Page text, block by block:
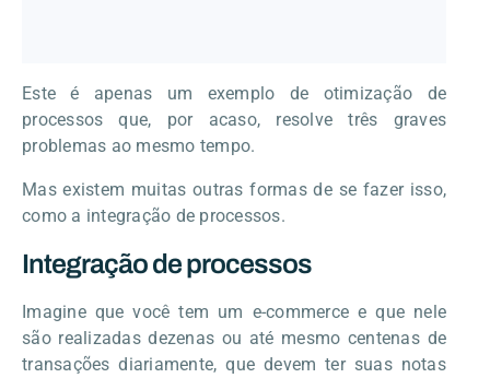
Este é apenas um exemplo de otimização de
processos que, por acaso, resolve três graves
problemas ao mesmo tempo.
Mas existem muitas outras formas de se fazer isso,
como a integração de processos.
Integração de processos
Imagine que você tem um e-commerce e que nele
são realizadas dezenas ou até mesmo centenas de
transações diariamente, que devem ter suas notas